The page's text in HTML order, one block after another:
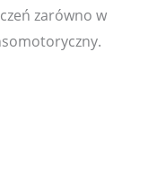
zarówno w